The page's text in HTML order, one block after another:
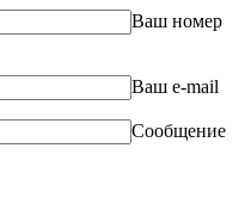
Ваш номер
Ваш e-mail
Сообщение